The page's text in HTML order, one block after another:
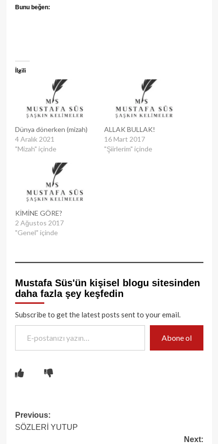
Bunu beğen:
İlgili
Dünya dönerken (mizah)
4 Aralık 2021
"Mizah" içinde
ALLAK BULLAK!
16 Mart 2017
"Şiirlerim" içinde
KİMİNE GÖRE?
2 Ağustos 2017
"Genel" içinde
Mustafa Süs'ün kişisel blogu sitesinden
daha fazla şey keşfedin
Subscribe to get the latest posts sent to your email.
E-postanızı yazın…
Abone ol
Post
navigation
Previous:
SÖZLERİ YUTUP
Next: